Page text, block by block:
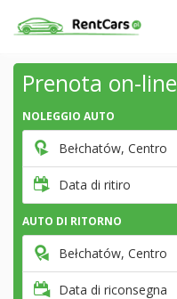
Prenota on-line
NOLEGGIO AUTO
Bełchatów, Centro
Data di ritiro
AUTO DI RITORNO
Bełchatów, Centro
Data di riconsegna